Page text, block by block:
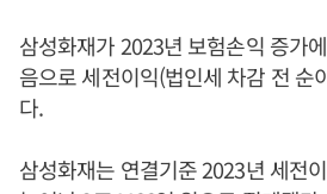
삼성화재가 2023년 보험손익 증가
음으로 세전이익(법인세 차감 전 순
다.
삼성화재는 연결기준 2023년 세전